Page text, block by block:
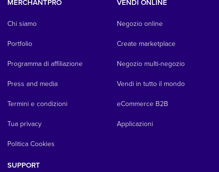
MERCHANTPRO
Chi siamo
Portfolio
Programma di affiliazione
Press and media
Termini e condizioni
Tua privacy
Politica Cookies
VENDI ONLINE
Negozio online
Create marketplace
Negozio multi-negozio
Vendi in tutto il mondo
eCommerce B2B
Applicazioni
SUPPORT